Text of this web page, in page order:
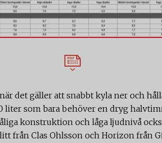
det gäller att snabbt kyla ner och
liter som bara behöver en dryg
konstruktion och låga ljudnivå
från Clas Ohlsson och Horizon från